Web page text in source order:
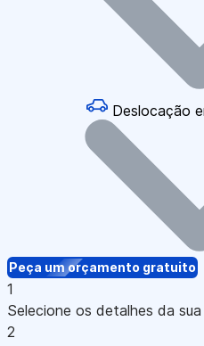
Deslocação
Peça um orçamento gratuito
1
Selecione os detalhes da sua
2